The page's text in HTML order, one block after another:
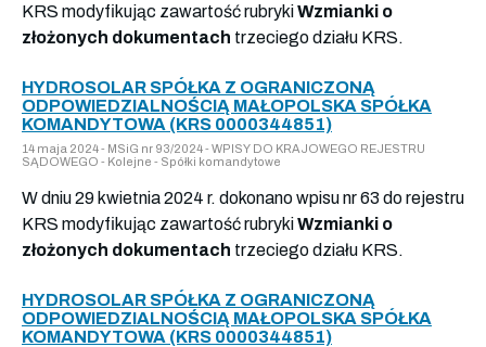
KRS modyfikując zawartość rubrykiWzmianki o
złożonych dokumentach trzeciego działu KRS.
HYDROSOLAR SPÓŁKA Z OGRANICZONĄ
ODPOWIEDZIALNOŚCIĄ MAŁOPOLSKA SPÓŁKA
KOMANDYTOWA (KRS 0000344851)
14 maja 2024 - MSiG nr 93/2024 - WPISY DO KRAJOWEGO REJESTRU
SĄDOWEGO - Kolejne - Spółki komandytowe
W dniu 29 kwietnia 2024 r. dokonano wpisu nr 63 do rejestru
KRS modyfikując zawartość rubrykiWzmianki o
złożonych dokumentach trzeciego działu KRS.
HYDROSOLAR SPÓŁKA Z OGRANICZONĄ
ODPOWIEDZIALNOŚCIĄ MAŁOPOLSKA SPÓŁKA
KOMANDYTOWA (KRS 0000344851)